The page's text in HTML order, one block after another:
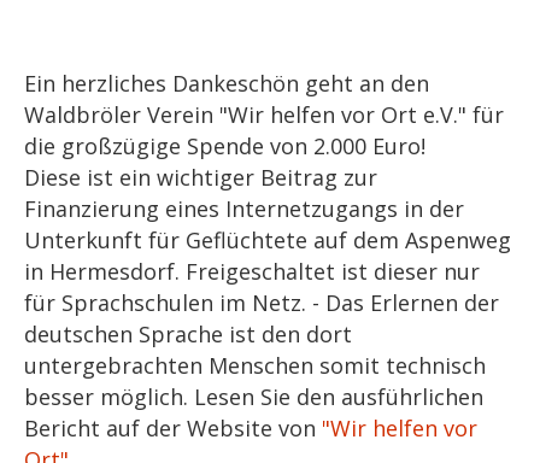
Ein herzliches Dankeschön geht an den
Waldbröler Verein "Wir helfen vor Ort e.V." für
die großzügige Spende von 2.000 Euro!
Diese ist ein wichtiger Beitrag zur
Finanzierung eines Internetzugangs in der
Unterkunft für Geflüchtete auf dem Aspenweg
in Hermesdorf. Freigeschaltet ist dieser nur
für Sprachschulen im Netz. - Das Erlernen der
deutschen Sprache ist den dort
untergebrachten Menschen somit technisch
besser möglich. Lesen Sie den ausführlichen
Bericht auf der Website von "Wir helfen vor